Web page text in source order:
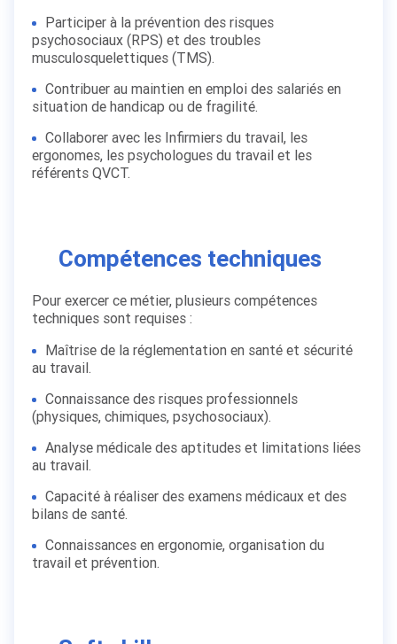
Participer à la prévention des risques
psychosociaux (RPS) et des troubles
musculosquelettiques (TMS).
Contribuer au maintien en emploi des salariés en
situation de handicap ou de fragilité.
Collaborer avec les Infirmiers du travail, les
ergonomes, les psychologues du travail et les
référents QVCT.
Compétences techniques
Pour exercer ce métier, plusieurs compétences
techniques sont requises :
Maîtrise de la réglementation en santé et sécurité
au travail.
Connaissance des risques professionnels
(physiques, chimiques, psychosociaux).
Analyse médicale des aptitudes et limitations liées
au travail.
Capacité à réaliser des examens médicaux et des
bilans de santé.
Connaissances en ergonomie, organisation du
travail et prévention.